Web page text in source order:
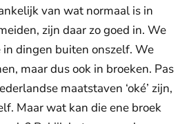
van wat normaal is in
zijn daar zo goed in. We
in dingen buiten onszelf. We
maar dus ook in broeken. Pas
maatstaven ‘oké’ zijn,
Maar wat kan die ene broek